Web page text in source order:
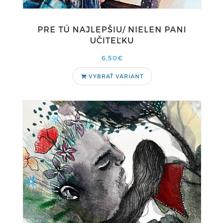
PRE TÚ NAJLEPŠIU/ NIELEN PANI
UČITEĽKU
6,50€
VYBRAŤ VARIANT